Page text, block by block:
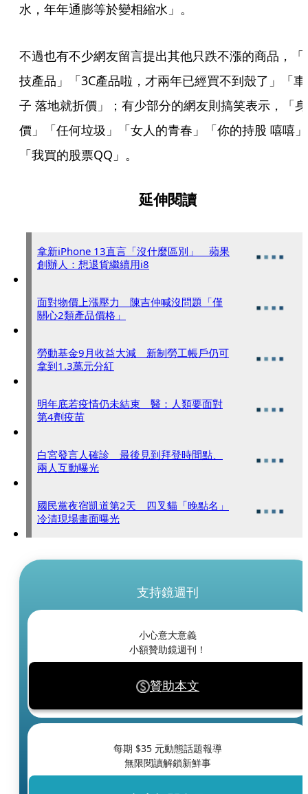
水，年年通膨等於變相縮水」。
不過也有不少網友留言提出其他只跌不漲的商品，「
技產品」「3C產品啦，才兩年已經買不到殼了」「車
子 落地就折價」；有少部分的網友則搞笑表示，「身
價」「任何垃圾」「女人的青春」「你的持股 嘻嘻」
「我買的股票QQ」。
延伸閱讀
拿新iPhone 13直言「沒什麼區別」 蘋果
創辦人：想退貨繼續用i8
面對物價上漲壓力 陳吉仲喊沒問題「僅
關心2類產品價格」
勞動基金9月收益大減 新制勞工帳戶仍可
拿到1.3萬元分紅
明年底若疫情仍未結束 醫：人類要面對
第4劑疫苗
白宮發言人確診 最後見到拜登時間點、
兩人互動曝光
國民黨夜宿凱道第2天 四叉貓「晚點名」
冷清現場畫面曝光
支持鏡週刊
小心意大意義
小額贊助鏡週刊！
贊助本文
每期 $35 元動態話題報導
無限閱讀解鎖新鮮事